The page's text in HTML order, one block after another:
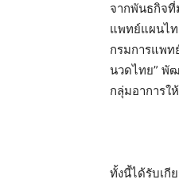
จากพันธกิจที่
แพทย์แผนไ
กรมการแพท
นวดไทย” พั
กลุ่มอาการใ
ทั้งนี้ได้รับเกี